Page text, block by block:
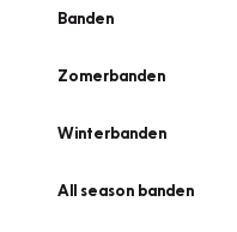
Banden
Zomerbanden
Winterbanden
All season banden